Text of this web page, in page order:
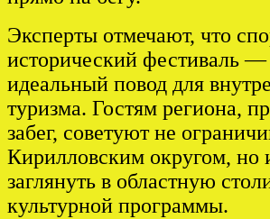
Эксперты отмечают, что
исторический фестиваль —
идеальный повод для
туризма. Гостям региона,
забег, советуют не
Кирилловским округом, но
заглянуть в областную
культурной программы.